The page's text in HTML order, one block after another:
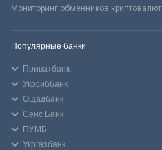
Мониторинг обменников криптовалют
Популярные банки
Приватбанк
Укрсиббанк
Ощадбанк
Сенс Банк
ПУМБ
Укргазбанк